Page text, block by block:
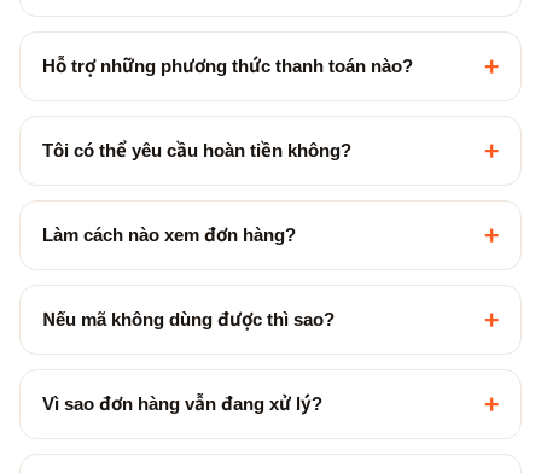
Hỗ trợ những phương thức thanh toán nào? +
Tôi có thể yêu cầu hoàn tiền không? +
Làm cách nào xem đơn hàng? +
Nếu mã không dùng được thì sao? +
Vì sao đơn hàng vẫn đang xử lý? +